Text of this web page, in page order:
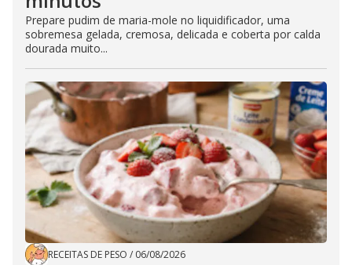
Prepare pudim de maria-mole no liquidificador, uma
sobremesa gelada, cremosa, delicada e coberta por calda
dourada muito...
RECEITAS DE PESO / 06/08/2026